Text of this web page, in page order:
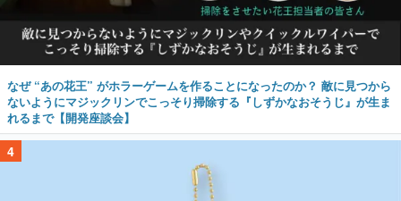
なぜ “あの花王” がホラーゲームを作ることになったのか？ 敵に見つから
ないようにマジックリンでこっそり掃除する『しずかなおそうじ』が生ま
れるまで【開発座談会】
4